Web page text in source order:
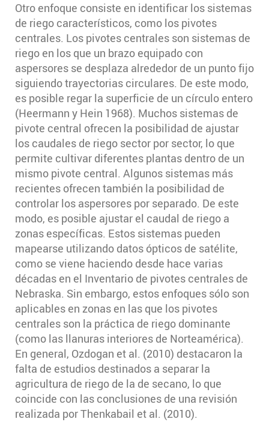
Otro enfoque consiste en identificar los sistemas
de riego característicos, como los pivotes
centrales. Los pivotes centrales son sistemas de
riego en los que un brazo equipado con
aspersores se desplaza alrededor de un punto fijo
siguiendo trayectorias circulares. De este modo,
es posible regar la superficie de un círculo entero
(Heermann y Hein 1968). Muchos sistemas de
pivote central ofrecen la posibilidad de ajustar
los caudales de riego sector por sector, lo que
permite cultivar diferentes plantas dentro de un
mismo pivote central. Algunos sistemas más
recientes ofrecen también la posibilidad de
controlar los aspersores por separado. De este
modo, es posible ajustar el caudal de riego a
zonas específicas. Estos sistemas pueden
mapearse utilizando datos ópticos de satélite,
como se viene haciendo desde hace varias
décadas en el Inventario de pivotes centrales de
Nebraska. Sin embargo, estos enfoques sólo son
aplicables en zonas en las que los pivotes
centrales son la práctica de riego dominante
(como las llanuras interiores de Norteamérica).
En general, Ozdogan et al. (2010) destacaron la
falta de estudios destinados a separar la
agricultura de riego de la de secano, lo que
coincide con las conclusiones de una revisión
realizada por Thenkabail et al. (2010).